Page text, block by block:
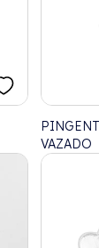
VAZADO